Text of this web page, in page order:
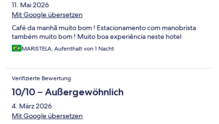
11. Mai 2026
Mit Google übersetzen
Café da manhã muito bom ! Estacionamento com manobrista
também muito bom ! Muito boa experiência neste hotel
MARISTELA, Aufenthalt von 1 Nacht
Verifizierte Bewertung
10/10 – Außergewöhnlich
4. März 2026
Mit Google übersetzen